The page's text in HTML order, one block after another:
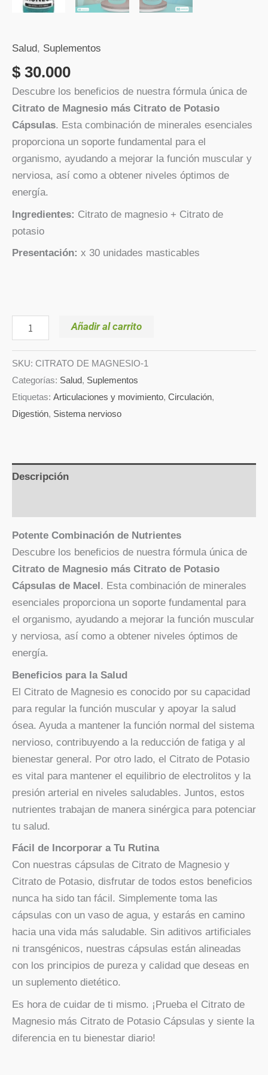
Salud, Suplementos
$ 30.000
Descubre los beneficios de nuestra fórmula única de
Citrato de Magnesio más Citrato de Potasio
Cápsulas. Esta combinación de minerales esenciales
proporciona un soporte fundamental para el
organismo, ayudando a mejorar la función muscular y
nerviosa, así como a obtener niveles óptimos de
energía.
Ingredientes: Citrato de magnesio + Citrato de
potasio
Presentación: x 30 unidades masticables
Añadir al carrito
SKU: CITRATO DE MAGNESIO-1
Categorías: Salud, Suplementos
Etiquetas: Articulaciones y movimiento, Circulación,
Digestión, Sistema nervioso
Descripción
Potente Combinación de Nutrientes
Descubre los beneficios de nuestra fórmula única de
Citrato de Magnesio más Citrato de Potasio
Cápsulas de Macel . Esta combinación de minerales
esenciales proporciona un soporte fundamental para
el organismo, ayudando a mejorar la función muscular
y nerviosa, así como a obtener niveles óptimos de
energía.
Beneficios para la Salud
El Citrato de Magnesio es conocido por su capacidad
para regular la función muscular y apoyar la salud
ósea. Ayuda a mantener la función normal del sistema
nervioso, contribuyendo a la reducción de fatiga y al
bienestar general. Por otro lado, el Citrato de Potasio
es vital para mantener el equilibrio de electrolitos y la
presión arterial en niveles saludables. Juntos, estos
nutrientes trabajan de manera sinérgica para potenciar
tu salud.
Fácil de Incorporar a Tu Rutina
Con nuestras cápsulas de Citrato de Magnesio y
Citrato de Potasio, disfrutar de todos estos beneficios
nunca ha sido tan fácil. Simplemente toma las
cápsulas con un vaso de agua, y estarás en camino
hacia una vida más saludable. Sin aditivos artificiales
ni transgénicos, nuestras cápsulas están alineadas
con los principios de pureza y calidad que deseas en
un suplemento dietético.
Es hora de cuidar de ti mismo. ¡Prueba el Citrato de
Magnesio más Citrato de Potasio Cápsulas y siente la
diferencia en tu bienestar diario!